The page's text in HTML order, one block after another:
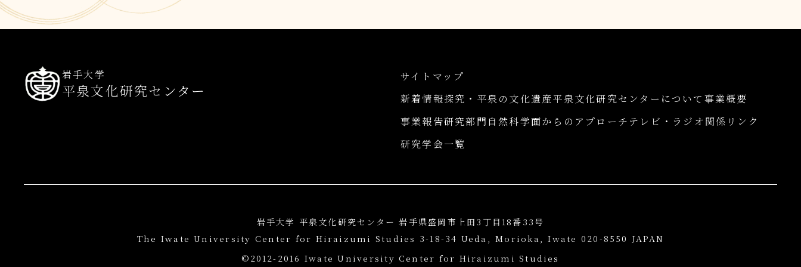
岩手大学
平泉文化研究センター
サイトマップ
新着情報探究・平泉の文化遺産平泉文化研究センターについて 事業概要
事業報告研究部門 自然科学面からのアプローチ テレビ・ラジオ関係 リンク
研究学会一覧
岩手大学 平泉文化研究センター 岩手県盛岡市上田3丁目18番33号
The Iwate University Center for Hiraizumi Studies 3-18-34 Ueda, Morioka, Iwate 020-8550 JAPAN
©2012-2016 Iwate University Center for Hiraizumi Studies